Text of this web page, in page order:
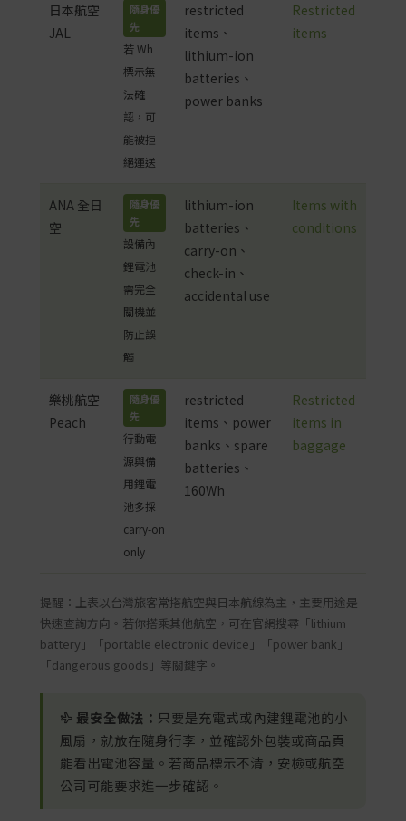
日本航空
JAL
隨身優
先
若 Wh
標示無
法確
認，可
能被拒
絕運送
restricted
items、
lithium-ion
batteries、
power banks
Restricted
items
ANA 全日
空
隨身優
先
設備內
鋰電池
需完全
關機並
防止誤
觸
lithium-ion
batteries、
carry-on、
check-in、
accidental use
Items with
conditions
樂桃航空
Peach
隨身優
先
行動電
源與備
用鋰電
池多採
carry-on
only
restricted
items、power
banks、spare
batteries、
160Wh
Restricted
items in
baggage
提醒：上表以台灣旅客常搭航空與日本航線為主，主要用途是
快速查詢方向。若你搭乘其他航空，可在官網搜尋「lithium
battery」「portable electronic device」「power bank」
「dangerous goods」等關鍵字。
最安全做法： 只要是充電式或內建鋰電池的小
風扇，就放在隨身行李，並確認外包裝或商品頁
能看出電池容量。若商品標示不清，安檢或航空
公司可能要求進一步確認。